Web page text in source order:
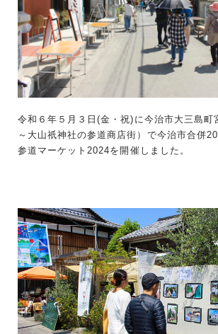
令和６年５月３日(金・祝)に今治市大三島町
～大山祇神社の参道商店街）で今治市合併
参道マーケット2024を開催しました。